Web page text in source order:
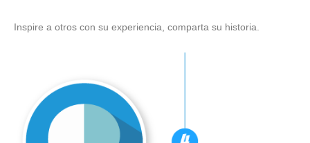
Inspire a otros con su experiencia, comparta su historia.